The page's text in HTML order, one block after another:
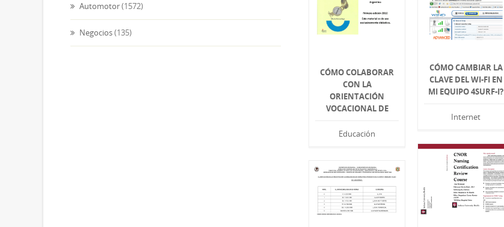
Automotor(1572)
Negocios(135)
CÓMO COLABORAR
CON LA
ORIENTACIÓN
VOCACIONAL DE
Educación
CÓMO CAMBIAR LA
CLAVE DEL WI-FI EN
MI EQUIPO 4SURF-I?
Internet